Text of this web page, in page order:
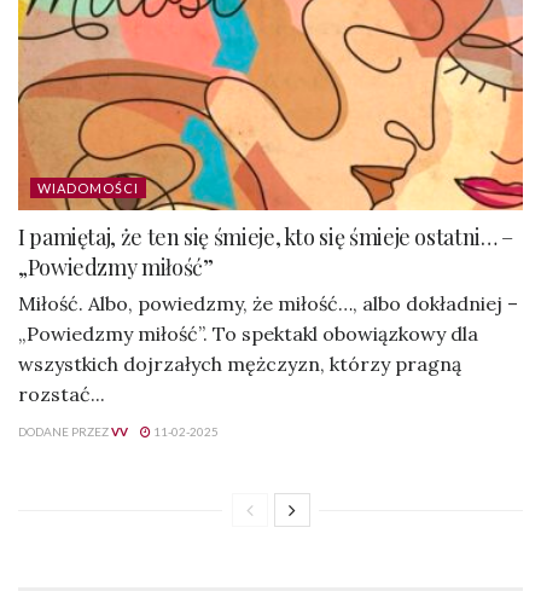
WIADOMOŚCI
I pamiętaj, że ten się śmieje, kto się śmieje ostatni… –
„Powiedzmy miłość”
Miłość. Albo, powiedzmy, że miłość…, albo dokładniej –
„Powiedzmy miłość”. To spektakl obowiązkowy dla
wszystkich dojrzałych mężczyzn, którzy pragną
rozstać...
DODANE PRZEZVV 11-02-2025